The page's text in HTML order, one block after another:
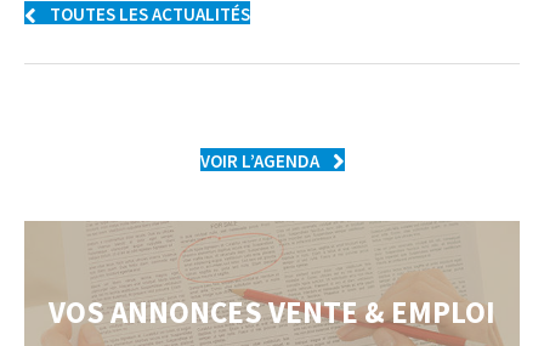
TOUTES LES ACTUALITÉS
VOIR L’AGENDA
VOS ANNONCES VENTE & EMPLOI